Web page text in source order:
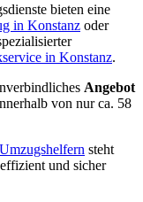
bieten eine
in Konstanz oder
in Konstanz.
Angebot
von nur ca. 58
Umzugshelfern steht
effizient und sicher